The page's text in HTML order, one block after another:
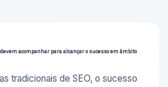
acompanhar para alcançar o sucesso em âmbito
tradicionais de SEO, o sucesso